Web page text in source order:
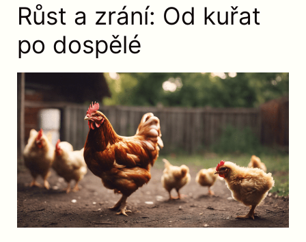
Růst a zrání: Od kuřat
po dospělé